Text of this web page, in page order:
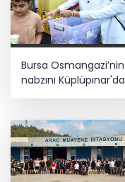
Bursa Osmangazi’nin
nabzını Küplüpınar'da